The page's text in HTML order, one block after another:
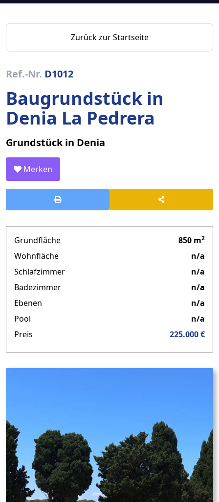
Zurück zur Startseite
Ref.-Nr. D1012
Baugrundstück in
Denia La Pedrera
Grundstück in Denia
Merken
Grundfläche 850 m2
Wohnfläche
n/a
Schlafzimmer
n/a
Badezimmer
n/a
Ebenen
n/a
Pool
n/a
Preis
225.000 €